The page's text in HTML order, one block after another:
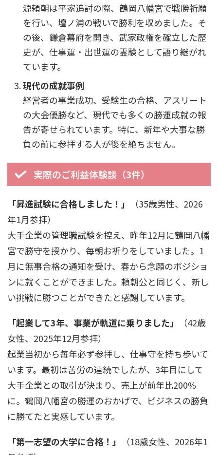
源頼朝は平家追討の際、鶴岡八幡宮で戦勝祈願
を行い、壇ノ浦の戦いで勝利を収めました。そ
の後、鎌倉幕府を開き、武家政権を確立した歴
史が、仕事運・出世運の霊験として語り継がれ
ています。
現代の成就事例
経営者の事業成功、受験生の合格、アスリート
の大会優勝など、現代でも多くの勝運成就の報
告が寄せられています。特に、新年や大事な勝
負の前に参拝する人が後を絶ちません。
実際のご利益体験談（3件）
「昇進試験に合格しました！」
（35歳男性、2026
年1月参拝）
大手企業の管理職試験を控え、昨年12月に鶴岡八幡
宮で勝守を授かり、毎朝お祈りをしていました。1
月に無事合格の通知を受け、春から念願のポジショ
ンに就くことができました。頼朝公と同じく、新し
い挑戦に勝つことができたと感謝しています。
「起業して3年、事業が軌道に乗りました」
（42歳
女性、2025年12月参拝）
起業当初から毎年必ず参拝し、仕事守を持ち歩いて
います。最初は苦労の連続でしたが、3年目にして
大手企業との取引が決まり、売上が前年比200%
に。鶴岡八幡宮の勝運のおかげで、ビジネスの勝負
に勝てたと実感しています。
「第一志望の大学に合格！」
（18歳女性、2026年1